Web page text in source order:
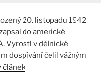
20. listopadu 1942
do americké
Vyrostl v dělnické
dospívání čelil vážným
článek